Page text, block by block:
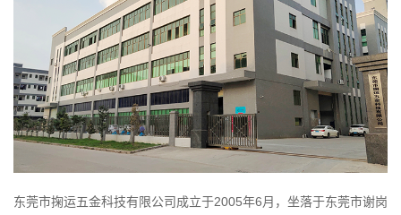
东莞市掬运五金科技有限公司成立于2005年6月，坐落于东莞市谢岗